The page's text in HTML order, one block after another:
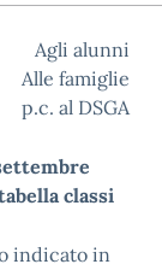
Agli alunni
Alle famiglie
p.c. al DSGA
classi
indicato in